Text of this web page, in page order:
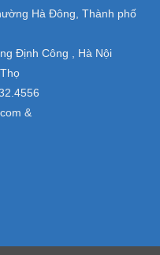
Hà Đông, Thành phố
Định Công , Hà Nội
&